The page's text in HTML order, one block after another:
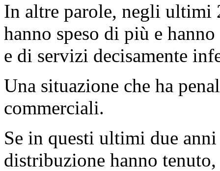
In altre parole, negli
hanno speso di più e
e di servizi decisamente
Una situazione che ha
commerciali.
Se in questi ultimi due
distribuzione hanno